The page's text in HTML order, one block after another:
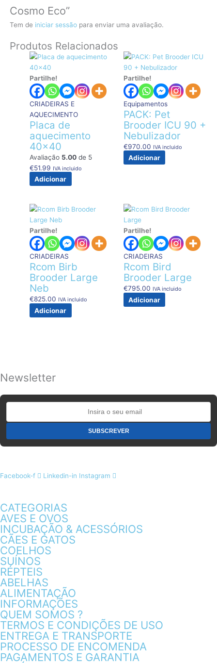
Cosmo Eco”
Tem de iniciar sessão para enviar uma avaliação.
Produtos Relacionados
Partilhe!
CRIADEIRAS E
AQUECIMENTO
Placa de
aquecimento
40×40
Avaliação 5.00 de 5
€51.99 IVA incluido
Adicionar
Partilhe!
Equipamentos
PACK: Pet
Brooder ICU 90 +
Nebulizador
€970.00 IVA incluido
Adicionar
Partilhe!
CRIADEIRAS
Rcom Birb
Brooder Large
Neb
€825.00 IVA incluido
Adicionar
Partilhe!
CRIADEIRAS
Rcom Bird
Brooder Large
€795.00 IVA incluido
Adicionar
Newsletter
Facebook-f Linkedin-in Instagram
CATEGORIAS
AVES E OVOS
INCUBAÇÃO & ACESSÓRIOS
CÃES E GATOS
COELHOS
SUÍNOS
RÉPTEIS
ABELHAS
ALIMENTAÇÃO
INFORMAÇÕES
QUEM SOMOS ?
TERMOS E CONDIÇÕES DE USO
ENTREGA E TRANSPORTE
PROCESSO DE ENCOMENDA
PAGAMENTOS E GARANTIA